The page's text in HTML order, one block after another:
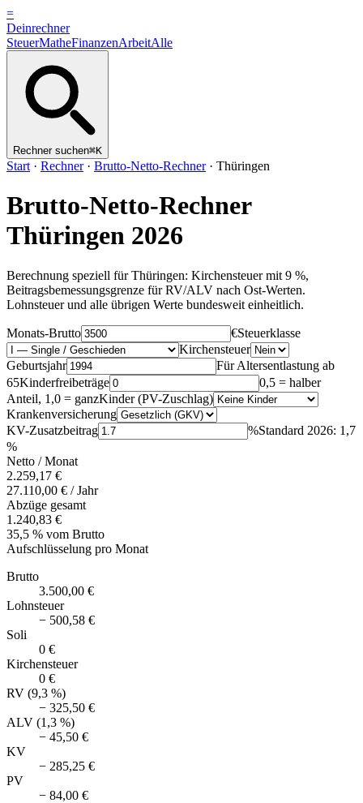
=
Deinrechner
SteuerMatheFinanzenArbeitAlle
Rechner suchen⌘K
Start · Rechner · Brutto-Netto-Rechner · Thüringen
Brutto-Netto-Rechner
Thüringen 2026
Berechnung speziell fürThüringen: Kirchensteuer mit 9 %,
Beitragsbemessungsgrenze für RV/ALV nach Ost-Werten.
Lohnsteuer und alle übrigen Werte bundesweit einheitlich.
Monats-Brutto €Steuerklasse
Kirchensteuer
Geburtsjahr
Für Altersentlastung ab
65Kinderfreibeträge
0,5 = halber
Anteil, 1,0 = ganzKinder (PV-Zuschlag)
Krankenversicherung
KV-Zusatzbeitrag
%Standard 2026: 1,7
%
Netto / Monat
2.259,17 €
27.110,00 € / Jahr
Abzüge gesamt
1.240,83 €
35,5 % vom Brutto
Aufschlüsselung pro Monat
Brutto
3.500,00 €
Lohnsteuer
− 500,58 €
Soli
0 €
Kirchensteuer
0 €
RV (9,3 %)
− 325,50 €
ALV (1,3 %)
− 45,50 €
KV
− 285,25 €
PV
− 84,00 €